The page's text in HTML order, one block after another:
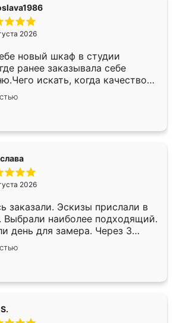
2026
новый шкаф в студии
ранее заказывала себе
искать, когда качеством
Служит кухня уже почти
нет.
2026
заказали. Эскизы прислали в
Выбрали наиболее подходящий.
день для замера. Через 3
была уже готова. Остались
Спасибо Ренессанс
работу!